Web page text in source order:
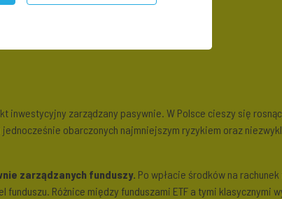
inwestycyjny zarządzany pasywnie. W Polsce cieszy się
obarczonych najmniejszym ryzykiem oraz
zarządzanych funduszy. Po wpłacie środków na
Różnice między funduszami ETF a tymi klasycznymi